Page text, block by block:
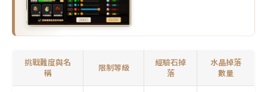
挑戰難度與名
稱
限制等級
經驗石掉
落
水晶掉落
數量